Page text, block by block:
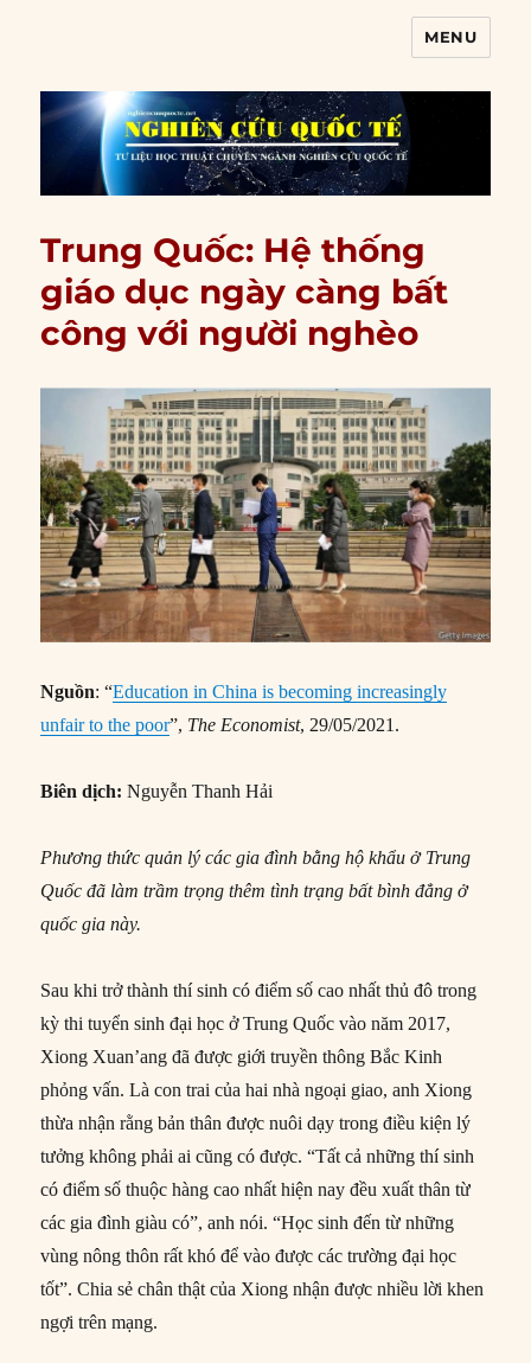
MENU
Trung Quốc: Hệ thống
giáo dục ngày càng bất
công với người nghèo
Nguồn: “Education in China is becoming increasingly
unfair to the poor”, The Economist, 29/05/2021.
Biên dịch:Nguyễn Thanh Hải
Phương thức quản lý các gia đình bằng hộ khẩu ở Trung
Quốc đã làm trầm trọng thêm tình trạng bất bình đẳng ở
quốc gia này.
Sau khi trở thành thí sinh có điểm số cao nhất thủ đô trong
kỳ thi tuyển sinh đại học ở Trung Quốc vào năm 2017,
Xiong Xuan’ang đã được giới truyền thông Bắc Kinh
phỏng vấn. Là con trai của hai nhà ngoại giao, anh Xiong
thừa nhận rằng bản thân được nuôi dạy trong điều kiện lý
tưởng không phải ai cũng có được. “Tất cả những thí sinh
có điểm số thuộc hàng cao nhất hiện nay đều xuất thân từ
các gia đình giàu có”, anh nói. “Học sinh đến từ những
vùng nông thôn rất khó để vào được các trường đại học
tốt”. Chia sẻ chân thật của Xiong nhận được nhiều lời khen
ngợi trên mạng.